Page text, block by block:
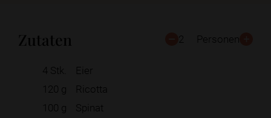
Zutaten 2 Personen
4 Stk.
Eier
120 g
Ricotta
100 g
Spinat